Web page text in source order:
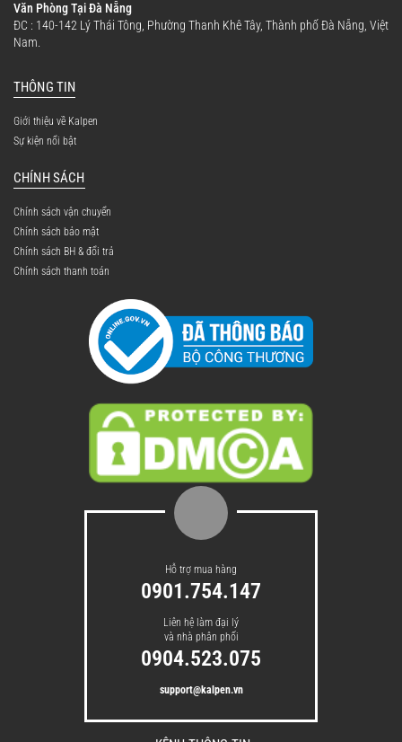
Văn Phòng Tại Đà Nẵng
ĐC : 140-142 Lý Thái Tông, Phường Thanh Khê Tây, Thành phố Đà Nẵng, Việt
Nam.
THÔNG TIN
Giới thiệu về Kalpen
Sự kiện nổi bật
CHÍNH SÁCH
Chính sách vận chuyển
Chính sách bảo mật
Chính sách BH & đổi trả
Chính sách thanh toán
Hỗ trợ mua hàng
0901.754.147
Liên hệ làm đại lý
và nhà phân phối
0904.523.075
support@kalpen.vn